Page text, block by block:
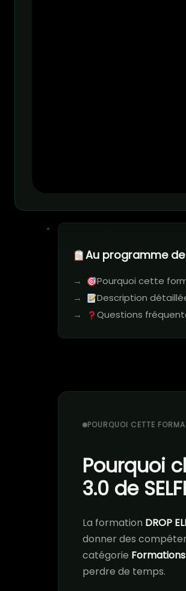
Au programme
Pourquoi cette
Description
Questions
POURQUOI CETTE
Pourquoi
3.0 de
La formation DROP
donner des
catégorie Formations
perdre de temps.